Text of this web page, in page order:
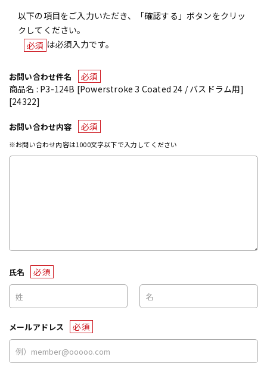
以下の項目をご入力いただき、「確認する」ボタンをクリッ
クしてください。
必須 は必須入力です。
お問い合わせ件名
必須
商品名 : P3-124B [Powerstroke 3 Coated 24 / バスドラム用]
[24322]
お問い合わせ内容 必須
※お問い合わせ内容は1000文字以下で入力してください
氏名 必須
メールアドレス 必須